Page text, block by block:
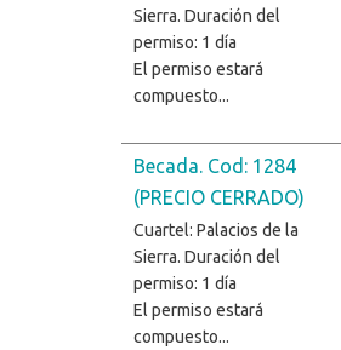
Sierra. Duración del
permiso: 1 día
El permiso estará
compuesto...
Becada. Cod: 1284
(PRECIO CERRADO)
Cuartel: Palacios de la
Sierra. Duración del
permiso: 1 día
El permiso estará
compuesto...